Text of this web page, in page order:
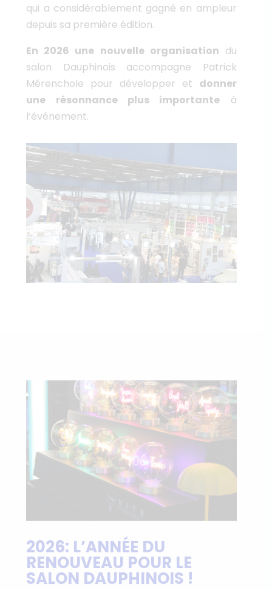
qui a considérablement gagné en ampleur
depuis sa première édition.
En 2026 une nouvelle organisation du
salon Dauphinois accompagne Patrick
Mérenchole pour développer et donner
une résonnance plus importante à
l’événement.
2026: L’ANNÉE DU
RENOUVEAU POUR LE
SALON DAUPHINOIS !